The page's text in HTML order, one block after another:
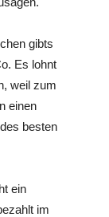
gibts
Es lohnt
weil zum
einen
besten
ein
im